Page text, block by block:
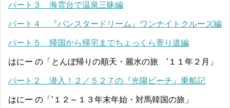
パート３ 海雲台で温泉三昧編
パート４ 『パンスタードリーム』ワンナイトクルーズ編
パート５ 帰国から帰宅までちょっくら寄り道編
はにー の「とんぼ帰りの順天・麗水の旅 ’１１年２月」
パート２ 潜入！２／５２７の『光陽ビーチ』乗船記
はにー の「’１２～１３年末年始・対馬韓国の旅」